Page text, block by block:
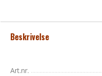
Beskrivelse
Art.nr.